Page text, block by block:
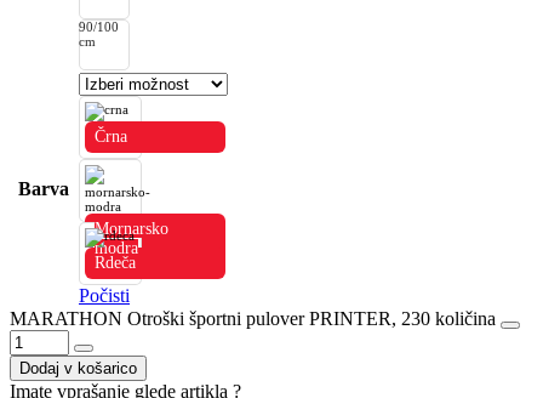
90/100
cm
Barva
Črna
Mornarsko
modra
Rdeča
Počisti
MARATHON Otroški športni pulover PRINTER, 230 količina
Dodaj v košarico
Imate vprašanje glede artikla ?